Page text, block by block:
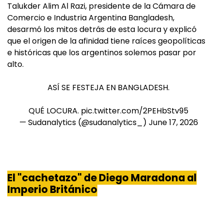
Talukder Alim Al Razi, presidente de la Cámara de
Comercio e Industria Argentina Bangladesh,
desarmó los mitos detrás de esta locura y explicó
que el origen de la afinidad tiene raíces geopolíticas
e históricas que los argentinos solemos pasar por
alto.
ASÍ SE FESTEJA EN BANGLADESH.
QUÉ LOCURA. pic.twitter.com/2PEHbStv95
— Sudanalytics (@sudanalytics_) June 17, 2026
El "cachetazo" de Diego Maradona al
Imperio Británico